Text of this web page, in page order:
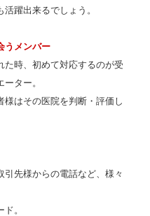
躍出来るでしょう。
うメンバー
た時、初めて対応するのが受
ター。
様はその医院を判断・評価し
先様からの電話など、様々
。